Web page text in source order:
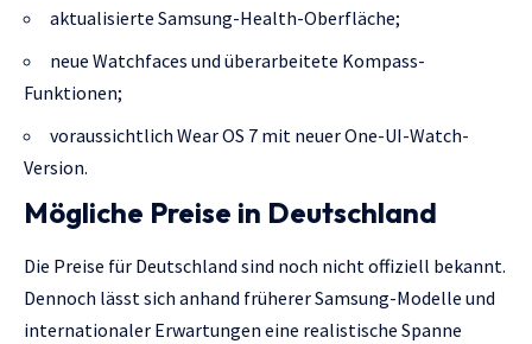
aktualisierte Samsung-Health-Oberfläche;
neue Watchfaces und überarbeitete Kompass-
Funktionen;
voraussichtlich Wear OS 7 mit neuer One-UI-Watch-
Version.
Mögliche Preise in Deutschland
Die Preise für Deutschland sind noch nicht offiziell bekannt.
Dennoch lässt sich anhand früherer Samsung-Modelle und
internationaler Erwartungen eine realistische Spanne